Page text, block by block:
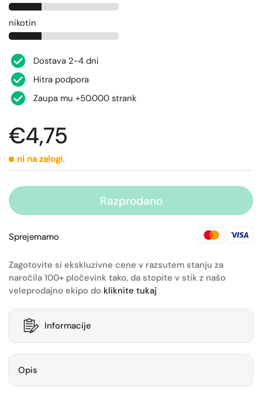
nikotin
Dostava 2-4 dni
Hitra podpora
Zaupa mu +50.000 strank
€4,75
ni na zalogi.
Razprodano
Sprejemamo
Zagotovite si ekskluzivne cene v razsutem stanju za
naročila 100+ pločevink tako, da stopite v stik z našo
veleprodajno ekipo do kliknite tukaj
Informacije
Opis